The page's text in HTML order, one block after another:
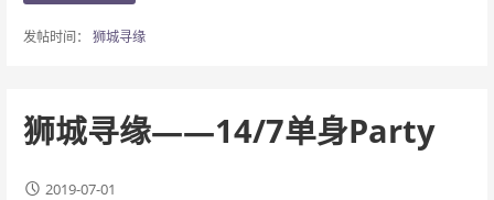
发帖时间： 狮城寻缘
狮城寻缘——14/7单身Party
2019-07-01